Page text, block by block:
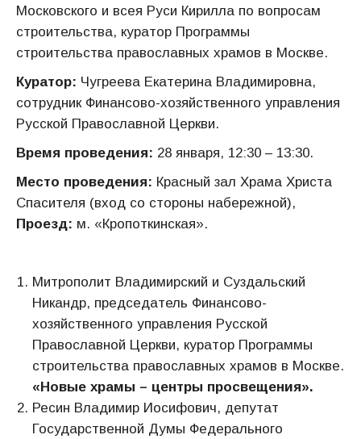
Московского и всея Руси Кирилла по вопросам
строительства, куратор Программы
строительства православных храмов в Москве.
Куратор: Чугреева Екатерина Владимировна,
сотрудник Финансово-хозяйственного управления
Русской Православной Церкви.
Время проведения: 28 января, 12:30 – 13:30.
Место проведения: Красный зал Храма Христа
Спасителя (вход со стороны набережной),
Проезд: м. «Кропоткинская».
Митрополит Владимирский и Суздальский
Никандр, председатель Финансово-
хозяйственного управления Русской
Православной Церкви, куратор Программы
строительства православных храмов в Москве.
«Новые храмы – центры просвещения».
Ресин Владимир Иосифович, депутат
Государственной Думы Федерального